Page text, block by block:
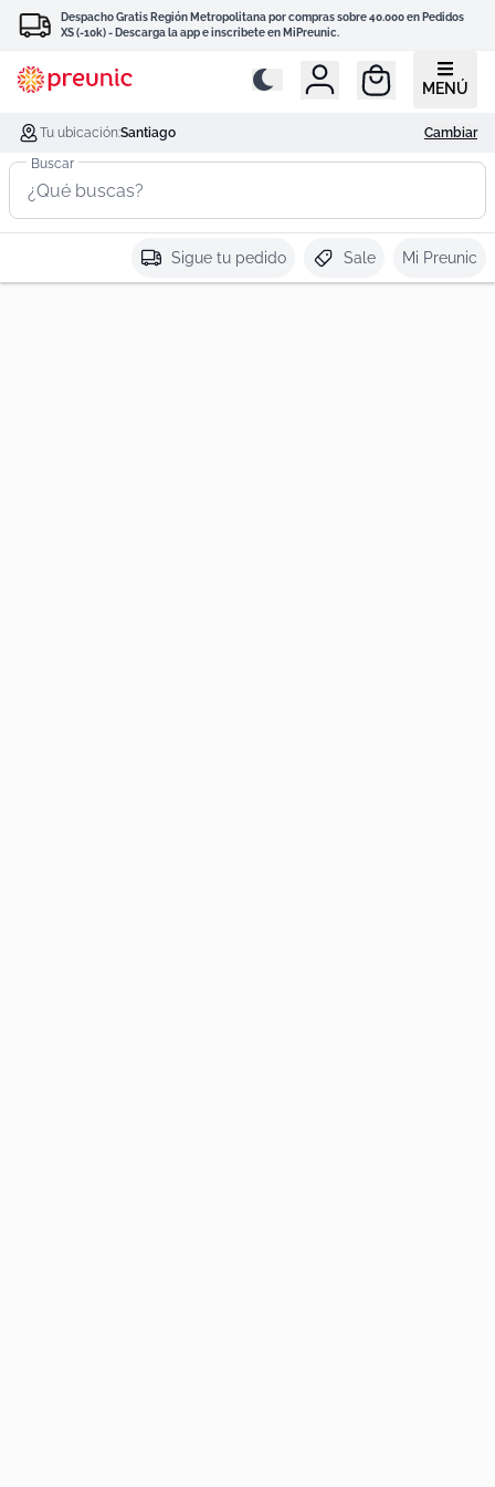
Despacho Gratis Región Metropolitana por compras sobre 40.000 en Pedidos
XS (-10k) - Descarga la app e inscribete en MiPreunic.
MENÚ
Tu ubicación:Santiago
Cambiar
Buscar
Sigue tu pedido Sale Mi Preunic